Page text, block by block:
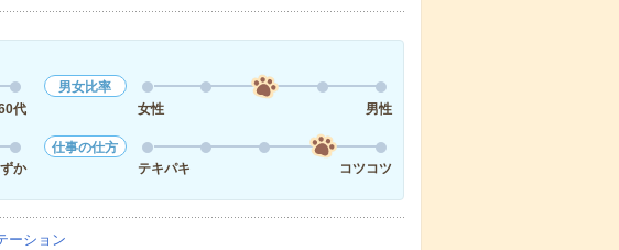
代
男女比率
女性
男性
か
仕事の仕方
テキパキ
コツコツ
ーション